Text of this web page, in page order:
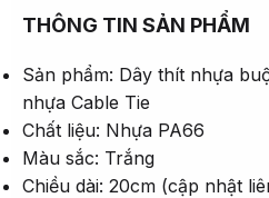
THÔNG TIN SẢN PHẨM
Sản phẩm: Dây thít nhựa
nhựa Cable Tie
Chất liệu: Nhựa PA66
Màu sắc: Trắng
Chiều dài: 20cm (cập nhật